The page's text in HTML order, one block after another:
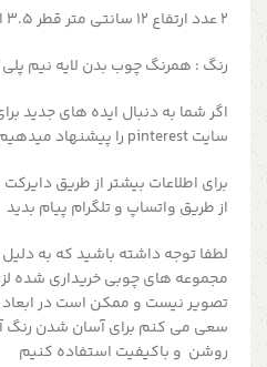
۲ عدد ارتفاع ۱۲ سانتی متر قطر 3.5 الی 4 سانتی متر
رنگ : همرنگ چوب بدن لایه نیم پلی
اگر شما به دنبال ایده های جدید
سایت pinterest را پیشنهاد میدهیم
از طریق واتساپ و تلگرام پیام بدید
لطفا توجه داشته باشید که به
مجموعه های چوبی خریداری شده
تصویر نیست و ممکن است در ابعاد
سعی می کنم برای آسان شدن رنگ
روشن و باکیفیت استفاده کنیم